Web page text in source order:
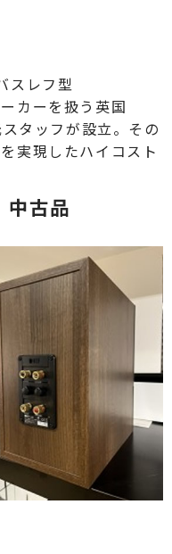
スレフ型
カーを扱う英国
タッフが設立。その
実現したハイコスト
古品